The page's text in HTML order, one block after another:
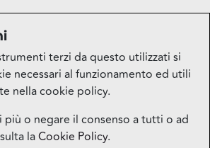
terzi da questo utilizzati si
necessari al funzionamento ed utili
nella cookie policy.
più o negare il consenso a tutti o ad
laCookie Policy.